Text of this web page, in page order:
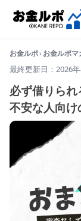
お金ルポ› お金ルポマ
最終更新日：2026
必ず借りら
不安な人向